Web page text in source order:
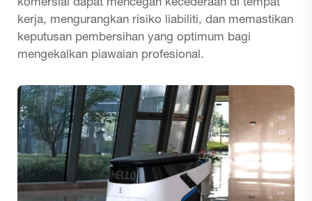
komersial dapat mencegah kecederaan di tempat
kerja, mengurangkan risiko liabiliti, dan memastikan
keputusan pembersihan yang optimum bagi
mengekalkan piawaian profesional.